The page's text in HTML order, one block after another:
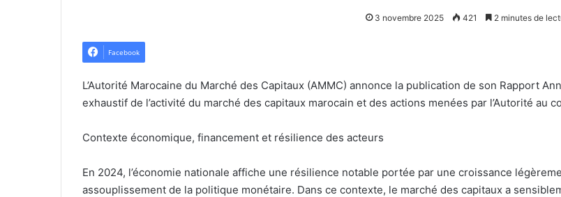
3 novembre 2025 421 2 minutes de
Facebook
L’Autorité Marocaine du Marché des Capitaux (AMMC) annonce la publication de son Rapport
exhaustif de l’activité du marché des capitaux marocain et des actions menées par l’Autorité au
Contexte économique, financement et résilience des acteurs
En 2024, l’économie nationale affiche une résilience notable portée par une croissance
assouplissement de la politique monétaire. Dans ce contexte, le marché des capitaux a